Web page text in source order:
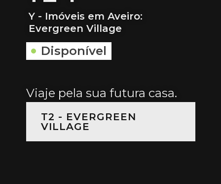
Y - Imóveis em Aveiro:
Evergreen Village
Disponível
Viaje pela sua futura casa.
T2 - EVERGREEN
VILLAGE